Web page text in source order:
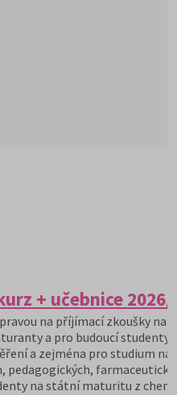
+ učebnice 2026/
na příjímací zkoušky na
a pro budoucí studenty
a zejména pro studium na
pedagogických,
na státní maturitu z